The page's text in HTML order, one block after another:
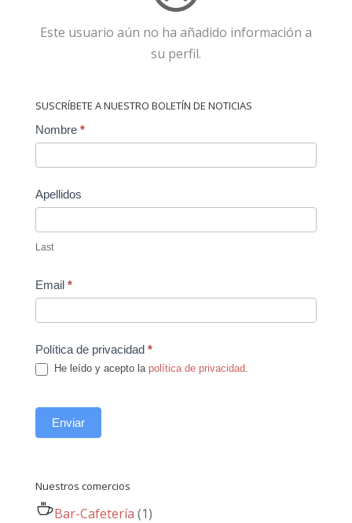
Este usuario aún no ha añadido información a
su perfil.
SUSCRÍBETE A NUESTRO BOLETÍN DE NOTICIAS
Contact
Nombre *
Apellidos
Last
Email *
Política de privacidad *
He leído y acepto la política de privacidad.
Enviar
Nuestros comercios
Bar-Cafetería (1)